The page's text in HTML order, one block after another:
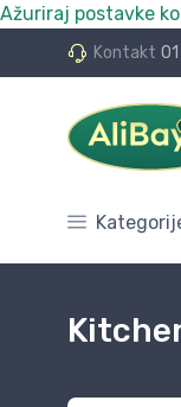
Ažuriraj postavke
Kontakt
24 rate bez kamata